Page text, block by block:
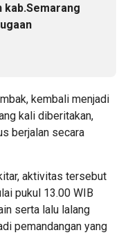
kab.Semarang
kembali menjadi
kali diberitakan,
berjalan secara
aktivitas tersebut
pukul 13.00 WIB
serta lalu lalang
pemandangan yang